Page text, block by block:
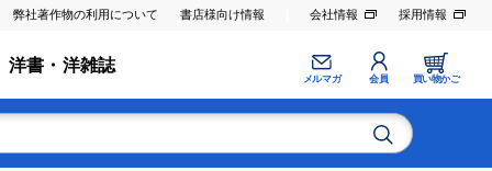
弊社著作物の利用について 書店様向け情報 会社情報 採用情報
洋書・洋雑誌
メルマガ 会員 買い物かご